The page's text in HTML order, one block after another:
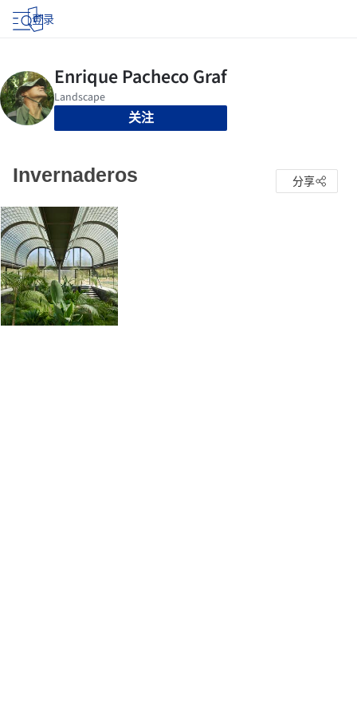
登录
关注
Invernaderos 分享